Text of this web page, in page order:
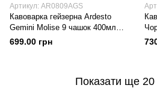
Артикул: AR0809AGS
Кавоварка гейзерна Ardesto
Gemini Molise 9 чашок 400мл
Алюміній
699.00 грн
Показати ще 20